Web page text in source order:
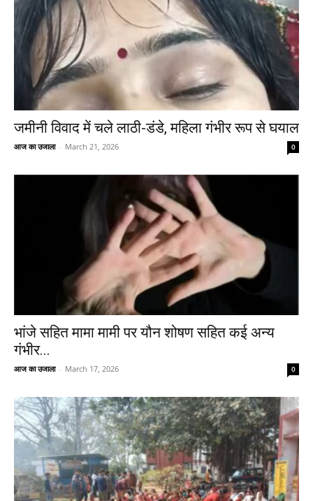
जमीनी विवाद में चले लाठी-डंडे, महिला गंभीर रूप से घयाल
आज का उजाला - March 21, 2026 0
भांजे सहित मामा मामी पर यौन शोषण सहित कई अन्य
गंभीर...
आज का उजाला - March 17, 2026 0